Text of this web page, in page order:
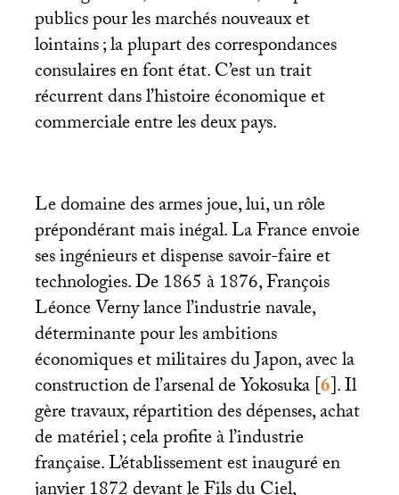
publics pour les marchés nouveaux et
lointains; la plupart des correspondances
consulaires en font état. C’est un trait
récurrent dans l’histoire économique et
commerciale entre les deux pays.
Le domaine des armes joue, lui, un rôle
prépondérant mais inégal. La France envoie
ses ingénieurs et dispense savoir-faire et
technologies. De 1865 à 1876, François
Léonce Verny lance l’industrie navale,
déterminante pour les ambitions
économiques et militaires du Japon, avec la
construction de l’arsenal de Yokosuka[6]. Il
gère travaux, répartition des dépenses, achat
de matériel; cela profite à l’industrie
française. L’établissement est inauguré en